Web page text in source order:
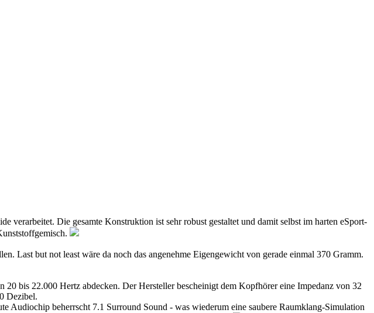
verarbeitet. Die gesamte Konstruktion ist sehr robust gestaltet und damit selbst im harten eSport-
Last but not least wäre da noch das angenehme Eigengewicht von gerade einmal 370 Gramm.
bis 22.000 Hertz abdecken. Der Hersteller bescheinigt dem Kopfhörer eine Impedanz von 32
Dezibel.
Audiochip beherrscht 7.1 Surround Sound - was wiederum eine saubere Raumklang-Simulation